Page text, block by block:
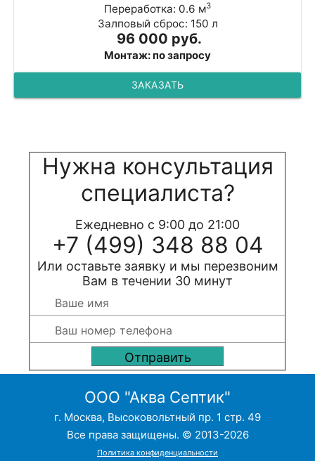
Переработка: 0.6 м3
Залповый сброс: 150 л
96 000 руб.
Монтаж: по запросу
ЗАКАЗАТЬ
Нужна консультация
специалиста?
Ежедневно с 9:00 до 21:00
+7 (499) 348 88 04
Или оставьте заявку и мы перезвоним
Вам в течении 30 минут
ООО "Аква Септик"
г. Москва, Высоковольтный пр. 1 стр. 49
Все права защищены. © 2013-2026
Политика конфиденциальности